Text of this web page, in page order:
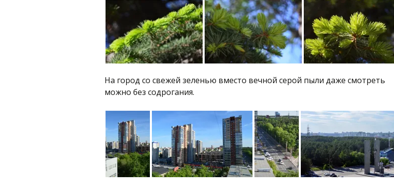
На город со свежей зеленью вместо вечной серой пыли даже смотреть
можно без содрогания.